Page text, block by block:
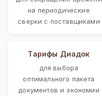
на периодические
сверки с поставщиками
Тарифы Диадок
для выбора
оптимального пакета
документов и экономии